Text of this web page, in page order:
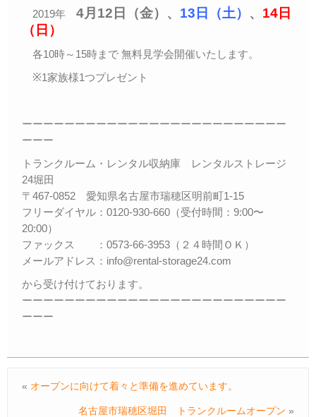
2019年 4月12日（金）、 13日（土） 、 14日
（日）
各10時～15時まで 無料見学会開催いたします。
※1家族様1つプレゼント
ーーーーーーーーーーーーーーーーーーーーーーーーー
ーーー
トランクルーム・レンタル収納庫 レンタルストレージ
24堀田
〒467-0852 愛知県名古屋市瑞穂区明前町1-15
フリーダイヤル：0120-930-660（受付時間：9:00〜
20:00）
ファックス ：0573-66-3953（２４時間ＯＫ）
メールアドレス：info@rental-storage24.com
から受け付けております。
ーーーーーーーーーーーーーーーーーーーーーーーーー
ーーー
« オープンに向けて着々と準備を進めています。
名古屋市瑞穂区堀田 トランクルームオープン »